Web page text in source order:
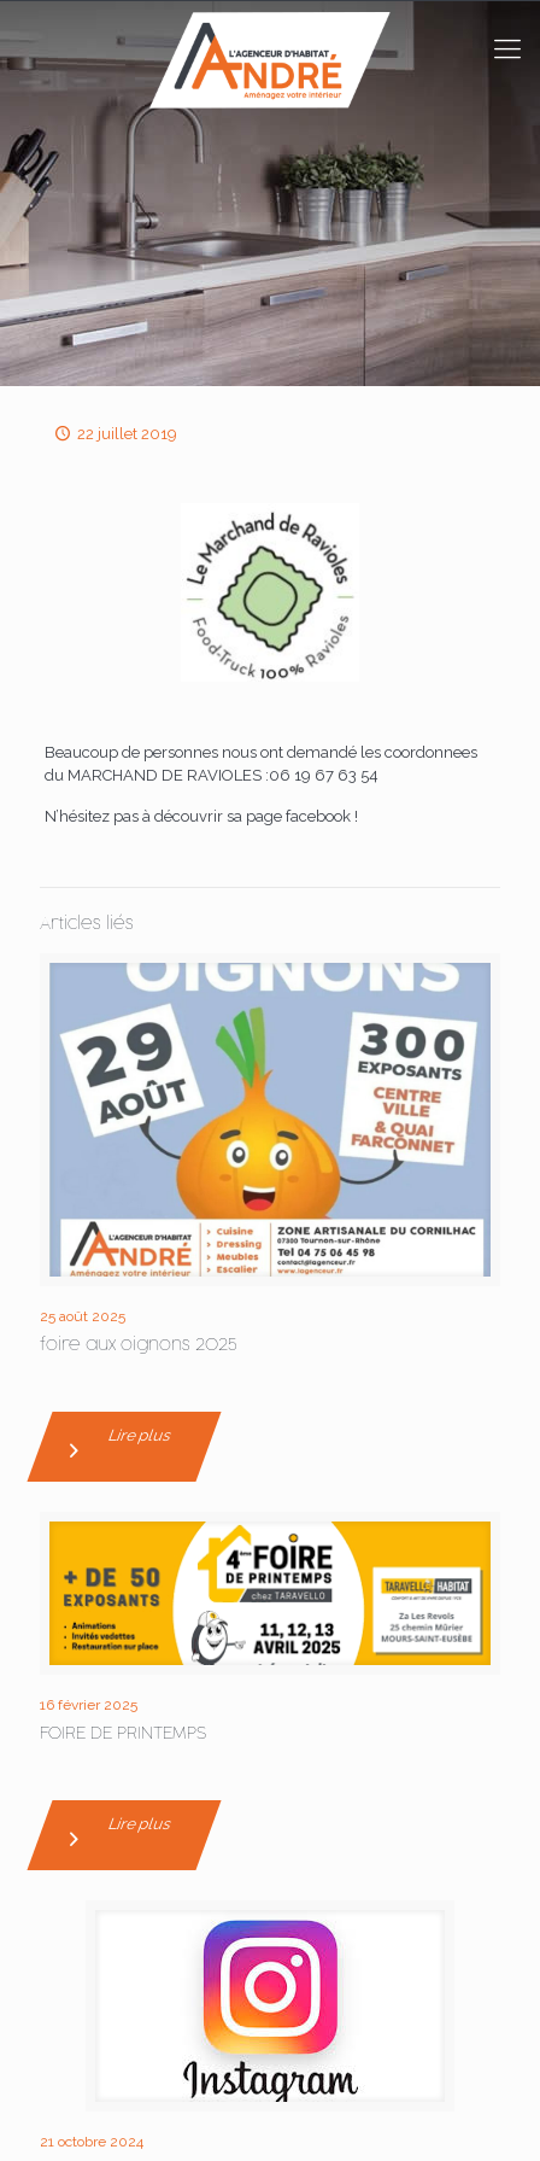
22 juillet 2019
Beaucoup de personnes nous ont demandé les coordonnees
du MARCHAND DE RAVIOLES :06 19 67 63 54
N’hésitez pas à découvrir sa page facebook !
Articles liés
25 août 2025
foire aux oignons 2025
Lire plus
16 février 2025
FOIRE DE PRINTEMPS
Lire plus
21 octobre 2024